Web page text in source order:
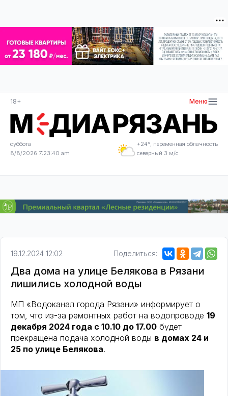
18+ Меню
суббота
8/8/2026 7:23:40 am
+24°, переменная облачность
северный 3 м/с
19.12.2024 12:02 Поделиться:
Два дома на улице Белякова в Рязани
лишились холодной воды
МП «Водоканал города Рязани» информирует о
том, что из-за ремонтных работ на водопроводе 19
декабря 2024 года c 10.10 до 17.00 будет
прекращена подача холодной воды в домах 24 и
25 по улице Белякова.